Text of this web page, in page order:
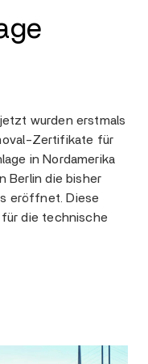
wurden erstmals
Zertifikate für
in Nordamerika
Berlin die bisher
eröffnet. Diese
für die technische